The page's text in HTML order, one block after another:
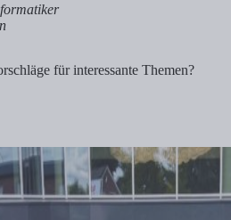
für interessante Themen?